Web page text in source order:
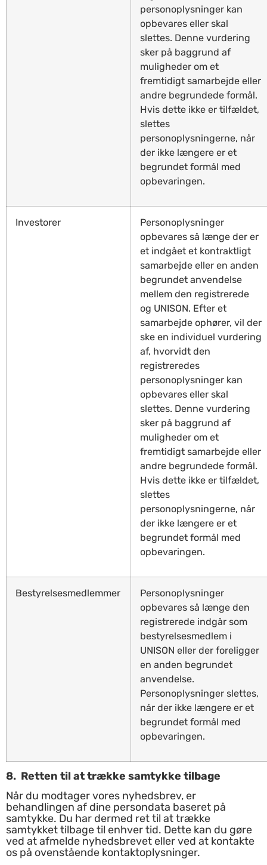
personoplysninger kan
opbevares eller skal
slettes. Denne vurdering
sker på baggrund af
muligheder om et
fremtidigt samarbejde eller
andre begrundede formål.
Hvis dette ikke er tilfældet,
slettes
personoplysningerne, når
der ikke længere er et
begrundet formål med
opbevaringen.
Investorer
Personoplysninger
opbevares så længe der er
et indgået et kontraktligt
samarbejde eller en anden
begrundet anvendelse
mellem den registrerede
og UNISON. Efter et
samarbejde ophører, vil der
ske en individuel vurdering
af, hvorvidt den
registreredes
personoplysninger kan
opbevares eller skal
slettes. Denne vurdering
sker på baggrund af
muligheder om et
fremtidigt samarbejde eller
andre begrundede formål.
Hvis dette ikke er tilfældet,
slettes
personoplysningerne, når
der ikke længere er et
begrundet formål med
opbevaringen.
Bestyrelsesmedlemmer
Personoplysninger
opbevares så længe den
registrerede indgår som
bestyrelsesmedlem i
UNISON eller der foreligger
en anden begrundet
anvendelse.
Personoplysninger slettes,
når der ikke længere er et
begrundet formål med
opbevaringen.
8. Retten til at trække samtykke tilbage
Når du modtager vores nyhedsbrev, er
behandlingen af dine persondata baseret på
samtykke. Du har dermed ret til at trække
samtykket tilbage til enhver tid. Dette kan du gøre
ved at afmelde nyhedsbrevet eller ved at kontakte
os på ovenstående kontaktoplysninger.